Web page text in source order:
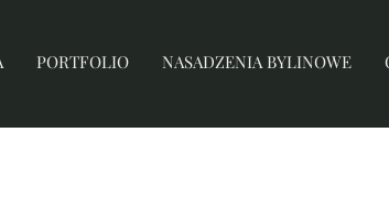
PORTFOLIO NASADZENIA BYLINOWE